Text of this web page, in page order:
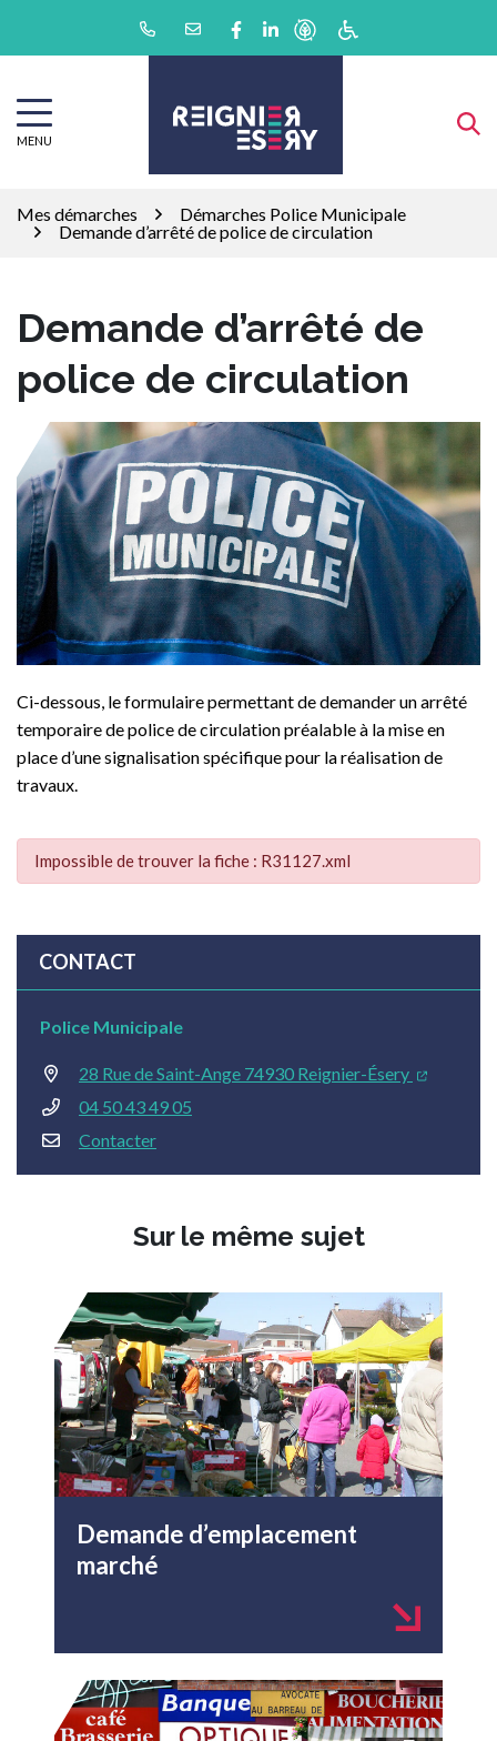
Lien vers le compte Facebook
Lien vers le compte Linkedin
MENU
Mes démarches
Démarches Police Municipale
Demande d’arrêté de police de circulation
Demande d’arrêté de
police de circulation
Ci-dessous, le formulaire permettant de demander un arrêté
temporaire de police de circulation préalable à la mise en
place d’une signalisation spécifique pour la réalisation de
travaux.
Impossible de trouver la fiche : R31127.xml
CONTACT
Police Municipale
28 Rue de Saint-Ange 74930 Reignier-Ésery
04 50 43 49 05
Contacter
Sur le même sujet
Demande d’emplacement
marché